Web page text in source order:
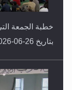
خطبة الجمعة
بتاريخ 26-06-2026